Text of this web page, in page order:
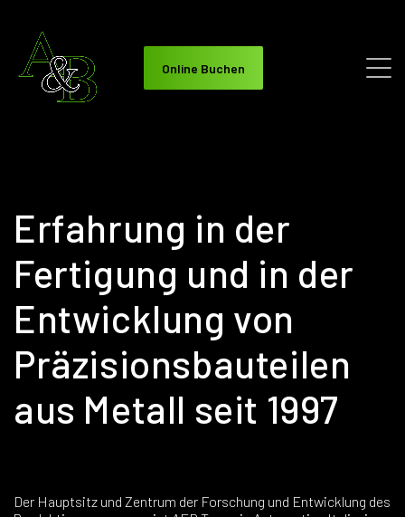
Online Buchen
Erfahrung in der
Fertigung und in der
Entwicklung von
Präzisionsbauteilen
aus Metall seit 1997
Der Hauptsitz und Zentrum der Forschung und Entwicklung des